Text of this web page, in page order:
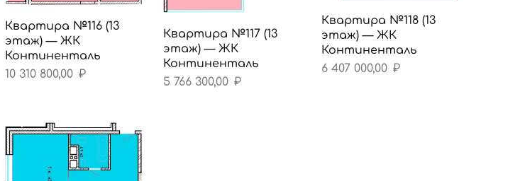
Квартира №116 (13
этаж) — ЖК
Континенталь
10 310 800,00 ₽
Квартира №117 (13
этаж) — ЖК
Континенталь
5 766 300,00 ₽
Квартира №118 (13
этаж) — ЖК
Континенталь
6 407 000,00 ₽